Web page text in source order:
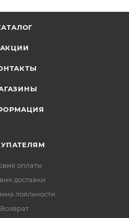
АКЦИИ
оплаты
доставки
лояльности
Возврат